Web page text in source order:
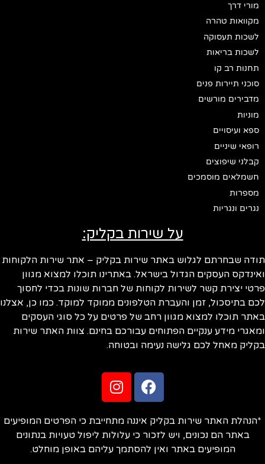
מורי דרך
מקוואות טהרה
לשכות תעסוקה
לשכות בריאות
תחנות רב קו
סוכני תיירות פנים
מדבירים מורשים
מוניות
ספא ועיסויים
רופאי שיניים
קבלני שיפוצים
חשמלאים מוסמכים
מספרות
נגרים ונגריות
על שירות בקליק:
תודה שבחרתם לגלוש באתר שירות בקליק – אתר שירות הלקוחות
ואינדקס העסקים הגדול בישראל. באתרינו תוכלו למצוא מגוון
פרטי יצירת קשר לשירות לקוחות של חברות שונות בכדי לחסוך
לכם בתיסכול, זמן והעברת הטלפונים ממוקד למוקד. כמו כן, אצלנו
באתר תוכלו למצוא מגוון רחב של פרטים על כל סוגי העסקים
ומאגרי מידע ענקיים הפתוחים עבורכם בחינם. צוות האתר שירות
בקליק מאחל לכם גלישה נעימה ובטוחה.
*הנהלת האתר שירות בקליק איננה מתחייבת כי הפרטים המופיעים
באתר הם נכונים, ויש לזכור כי עלולות ליפול טעויות בנתונים
המופיעים באתר ואין להסתמך עליהם באופן מוחלט.